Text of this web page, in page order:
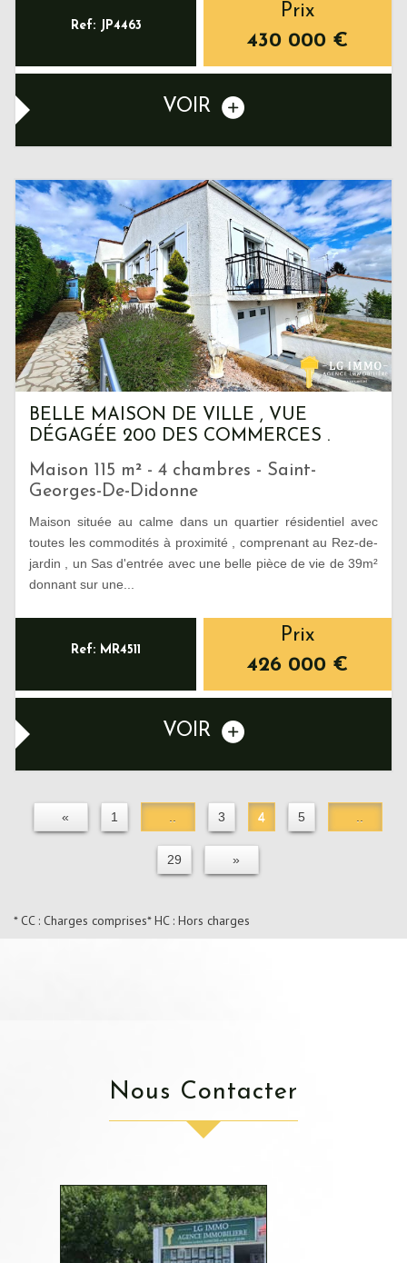
Ref: JP4463
Prix
430 000 €
VOIR
BELLE MAISON DE VILLE , VUE
DÉGAGÉE 200 DES COMMERCES .
Maison 115 m² - 4 chambres - Saint-
Georges-De-Didonne
Maison située au calme dans un quartier résidentiel avec
toutes les commodités à proximité , comprenant au Rez-de-
jardin , un Sas d'entrée avec une belle pièce de vie de 39m²
donnant sur une...
Ref: MR4511
Prix
426 000 €
VOIR
« 1 .. 3 4 5 ..
29 »
* CC : Charges comprises* HC : Hors charges
Nous Contacter